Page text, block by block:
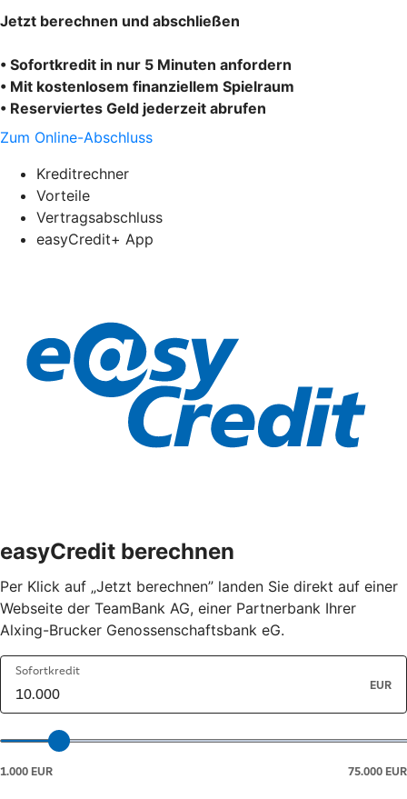
Jetzt berechnen und abschließen
• Sofortkredit in nur 5 Minuten anfordern
• Mit kostenlosem finanziellem Spielraum
• Reserviertes Geld jederzeit abrufen
Zum Online-Abschluss
Kreditrechner
Vorteile
Vertragsabschluss
easyCredit+ App
easyCredit berechnen
Per Klick auf „Jetzt berechnen” landen Sie direkt auf einer
Webseite der TeamBank AG, einer Partnerbank Ihrer
Alxing-Brucker Genossenschaftsbank eG.